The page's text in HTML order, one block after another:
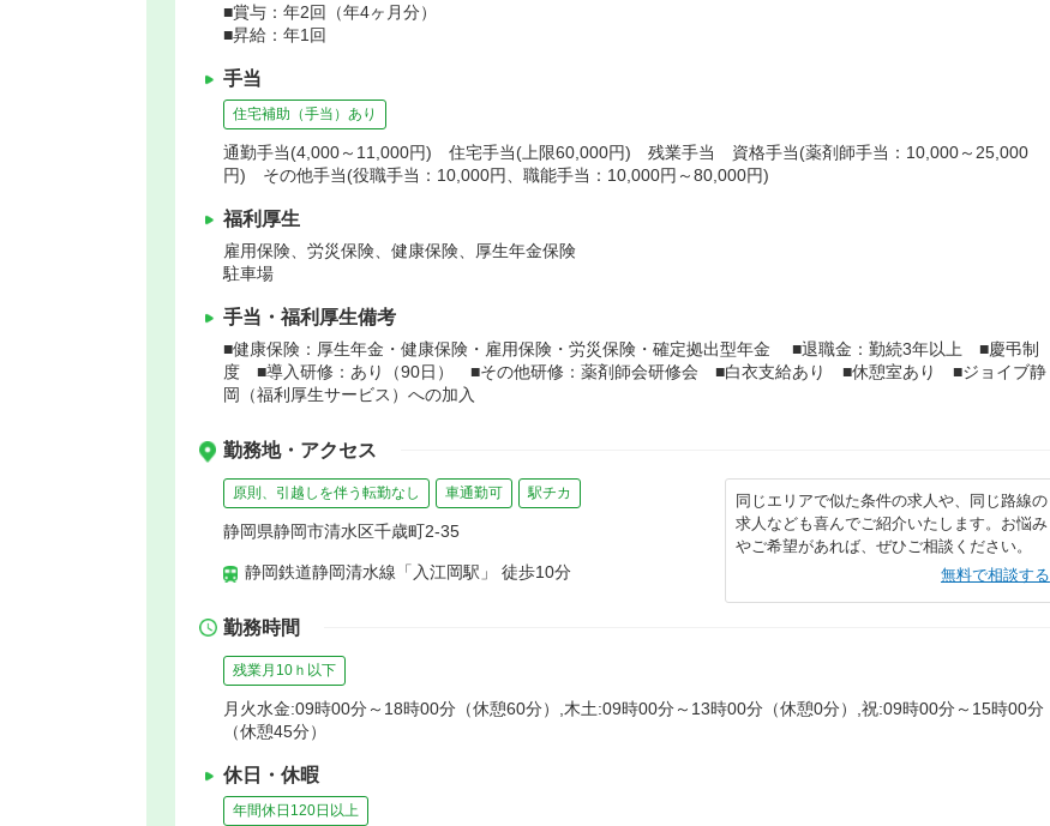
■賞与：年2回（年4ヶ月分）
■昇給：年1回
手当
住宅補助（手当）あり
通勤手当(4,000～11,000円) 住宅手当(上限60,000円) 残業手当 資格手当(薬剤師手当：10,000～25,000
円) その他手当(役職手当：10,000円、職能手当：10,000円～80,000円)
福利厚生
雇用保険、労災保険、健康保険、厚生年金保険
駐車場
手当・福利厚生備考
■健康保険：厚生年金・健康保険・雇用保険・労災保険・確定拠出型年金 ■退職金：勤続3年以上 ■慶弔制
度 ■導入研修：あり（90日） ■その他研修：薬剤師会研修会 ■白衣支給あり ■休憩室あり ■ジョイブ静
岡（福利厚生サービス）への加入
勤務地・アクセス
原則、引越しを伴う転勤なし 車通勤可 駅チカ
静岡県静岡市清水区千歳町2-35
静岡鉄道静岡清水線「入江岡駅」 徒歩10分
同じエリアで似た条件の求人や、同じ路線の
求人なども喜んでご紹介いたします。お悩み
やご希望があれば、ぜひご相談ください。
無料で相談する
勤務時間
残業月10ｈ以下
月火水金:09時00分～18時00分（休憩60分）,木土:09時00分～13時00分（休憩0分）,祝:09時00分～15時00分
（休憩45分）
休日・休暇
年間休日120日以上